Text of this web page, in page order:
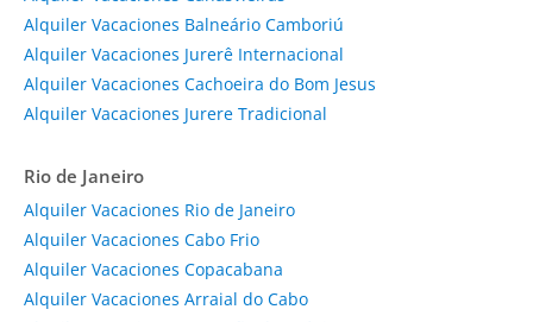
Alquiler Vacaciones Balneário Camboriú
Alquiler Vacaciones Jurerê Internacional
Alquiler Vacaciones Cachoeira do Bom Jesus
Alquiler Vacaciones Jurere Tradicional
Rio de Janeiro
Alquiler Vacaciones Rio de Janeiro
Alquiler Vacaciones Cabo Frio
Alquiler Vacaciones Copacabana
Alquiler Vacaciones Arraial do Cabo